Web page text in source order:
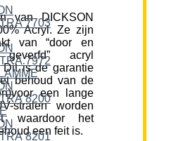
van DICKSON
Acryl. Ze zijn
van “door en
acryl
Dit is de garantie
behoud van de
een lange
stralen worden
waardoor het
een feit is.